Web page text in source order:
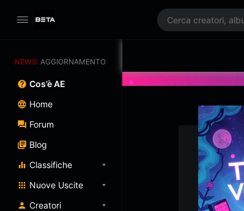
NEWS:
AGGIORNAMENTO PROGRAMMATO 3/07/2025
Cos’è AE
Home
Forum
Blog
Classifiche
Nuove Uscite
Creatori